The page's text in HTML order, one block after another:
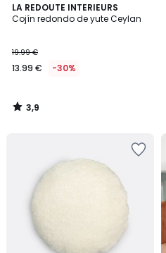
LA REDOUTE INTERIEURS
Cojín redondo de yute Ceylan
19.99 €
13.99 € -30%
3,9
/ 5
3,9
/